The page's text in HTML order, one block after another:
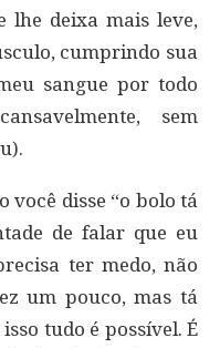
lhe deixa mais leve,
cumprindo sua
sangue por todo
sem
você disse “o bolo tá
de falar que eu
ter medo, não
um pouco, mas tá
tudo é possível. É